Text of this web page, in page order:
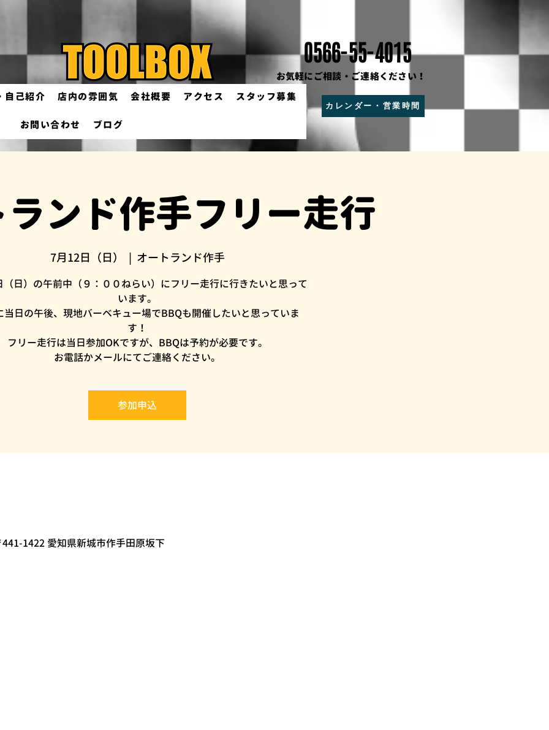
0566-55-4015
お気軽にご相談・ご連絡ください！
自己紹介
店内の雰囲気 会社概要 アクセス スタッフ募集
お問い合わせ ブログ
カレンダー・営業時間
ンド作手フリー走行
7月12日（日）
  |
オートランド作手
（日）の午前中（９：００ねらい）にフリー走行に行きたいと思って
います。
当日の午後、現地バーベキュー場でBBQも開催したいと思っていま
す！
フリー走行は当日参加OKですが、BBQは予約が必要です。
お電話かメールにてご連絡ください。
参加申込
1422 愛知県新城市作手田原坂下